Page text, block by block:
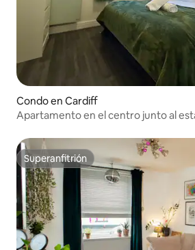
Condo en Cardiff
Apartamento en el centro junto al
Superanfitrión
Superanfitrión